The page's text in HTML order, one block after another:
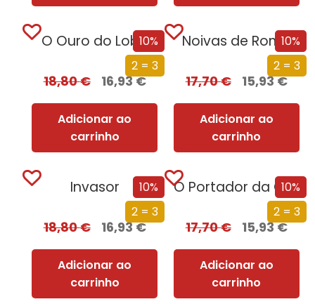
10%
2 = 3
O Ouro do Lobo
18,80€ 16,93€
Adicionar ao
carrinho
10%
2 = 3
Noivas de Roma
17,70€ 15,93€
Adicionar ao
carrinho
10%
2 = 3
Invasor
18,80€ 16,93€
Adicionar ao
carrinho
10%
2 = 3
O Portador da Chama
17,70€ 15,93€
Adicionar ao
carrinho